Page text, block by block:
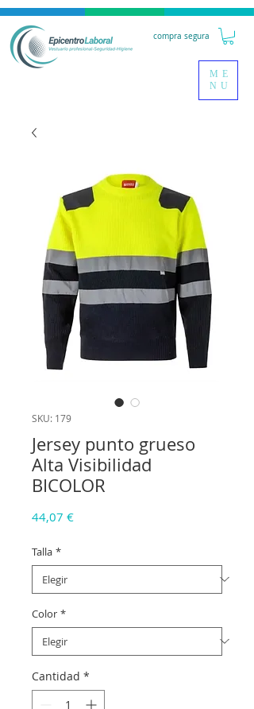
compra segura
ME
NU
SKU: 179
Jersey punto grueso
Alta Visibilidad
BICOLOR
44,07 €Precio
Talla *
Color *
Cantidad *